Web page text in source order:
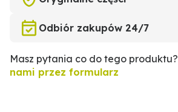
Odbiór zakupów 24/7
Masz pytania co do tego produktu?
nami przez formularz